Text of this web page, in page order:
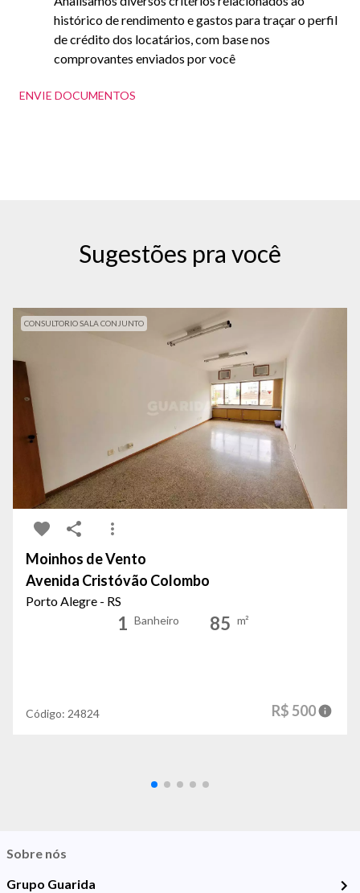
histórico de rendimento e gastos para traçar o perfil
de crédito dos locatários, com base nos
comprovantes enviados por você
ENVIE DOCUMENTOS
Sugestões pra você
CONSULTORIO SALA CONJUNTO
Moinhos de Vento
Avenida Cristóvão Colombo
Porto Alegre - RS
1 Banheiro 85 m²
Código: 24824 R$ 500
Sobre nós
Grupo Guarida